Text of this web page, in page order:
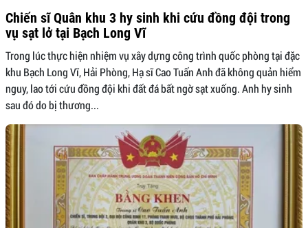
Chiến sĩ Quân khu 3 hy sinh khi cứu đồng đội trong
vụ sạt lở tại Bạch Long Vĩ
Trong lúc thực hiện nhiệm vụ xây dựng công trình quốc phòng tại đặc
khu Bạch Long Vĩ, Hải Phòng, Hạ sĩ Cao Tuấn Anh đã không quản hiểm
nguy, lao tới cứu đồng đội khi đất đá bất ngờ sạt xuống. Anh hy sinh
sau đó do bị thương...